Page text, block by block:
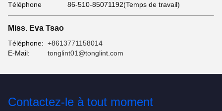
Téléphone
86-510-85071192(Temps de travail)
Miss. Eva Tsao
Téléphone: +8613771158014
E-Mail:
tonglint01@tonglint.com
Contactez-le à tout moment